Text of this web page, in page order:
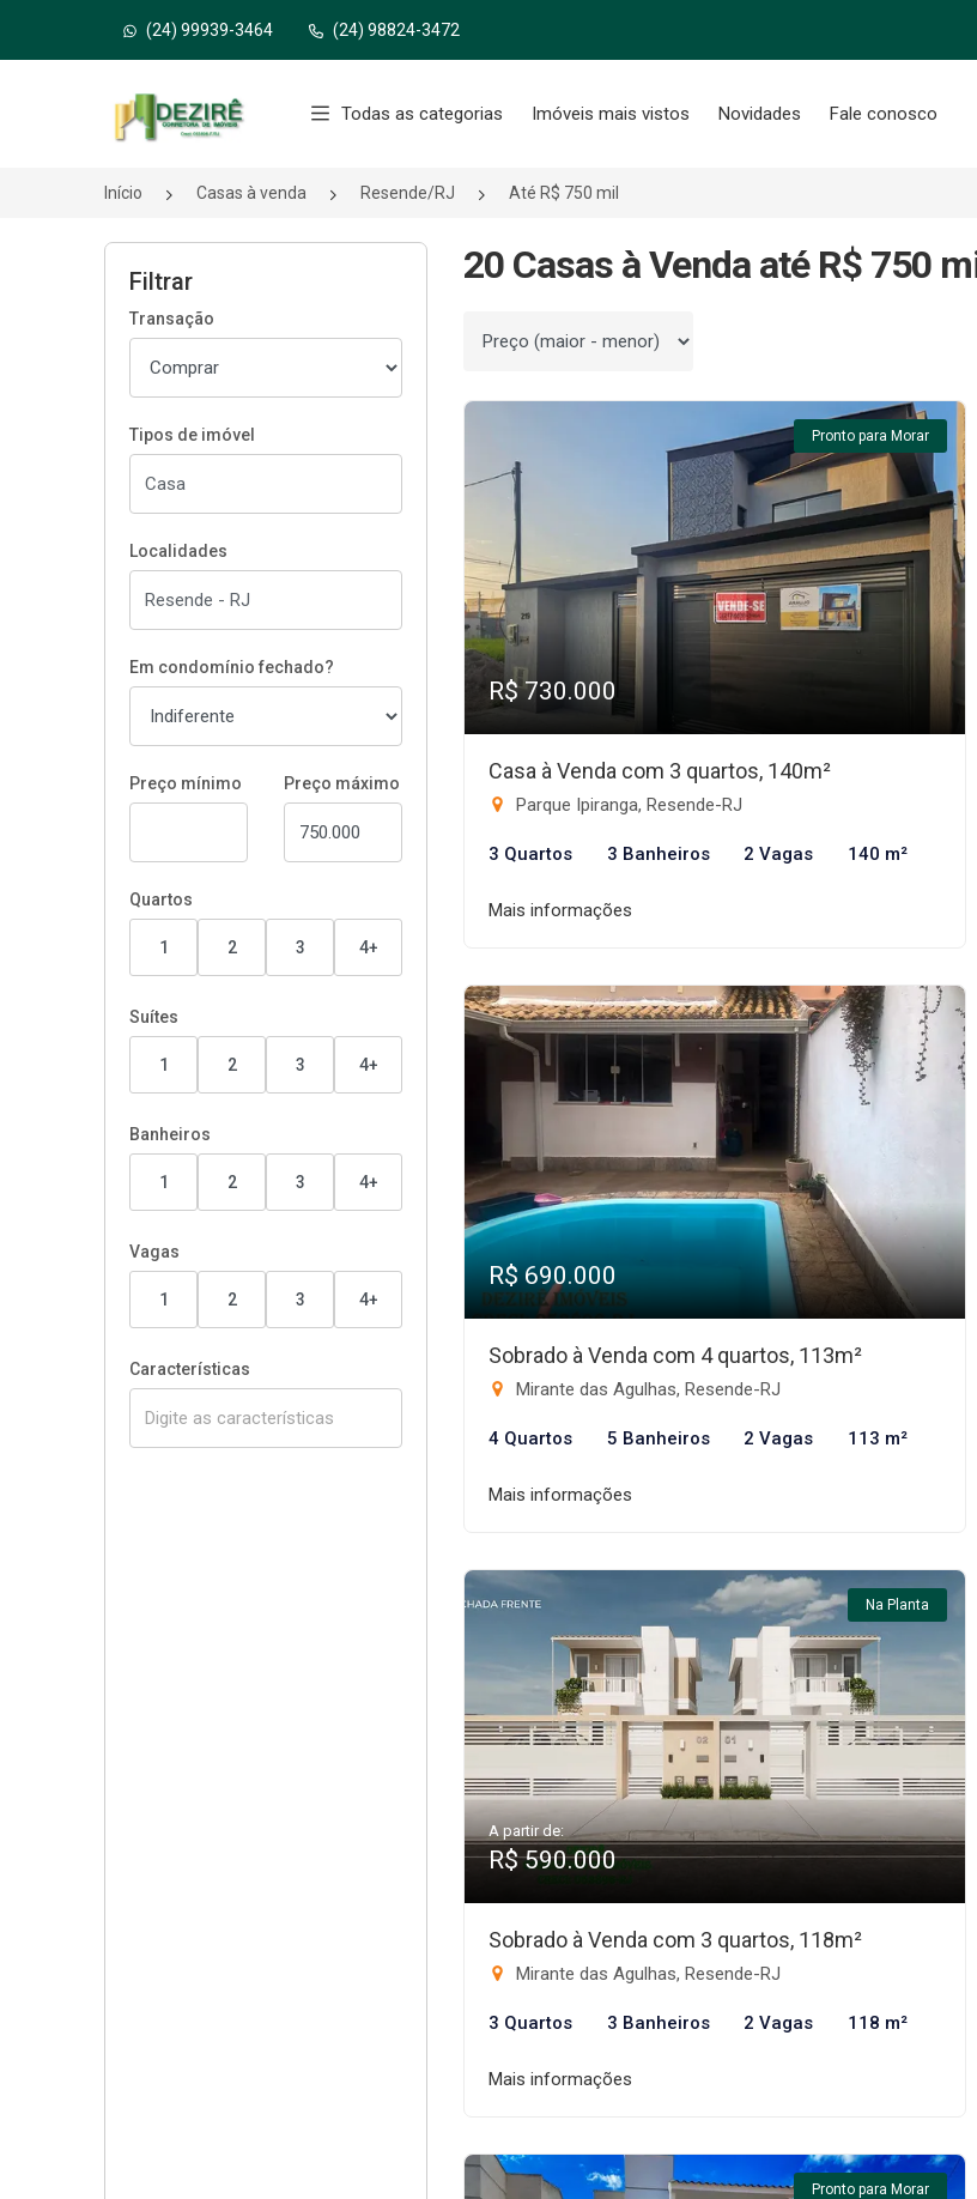
(24) 99939-3464 (24) 98824-3472
Página inicial
Todas as categorias Imóveis mais vistos Novidades Fale conosco
Início Casas à venda Resende/RJ Até R$ 750 mil
Filtrar
Transação
Tipos de imóvel
Localidades
Em condomínio fechado?
Preço mínimo Preço máximo
Quartos
1 2 3 4+
Suítes
1 2 3 4+
Banheiros
1 2 3 4+
Vagas
1 2 3 4+
Características
20 Casas à Venda até R$ 750
Ordenar por
Pronto para Morar
R$ 730.000
Casa à Venda com 3 quartos, 140m²
Parque Ipiranga, Resende-RJ
3 Quartos 3 Banheiros 2 Vagas 140 m²
Mais informações
R$ 690.000
Sobrado à Venda com 4 quartos, 113m²
Mirante das Agulhas, Resende-RJ
4 Quartos 5 Banheiros 2 Vagas 113 m²
Mais informações
Na Planta
A partir de:
R$ 590.000
Sobrado à Venda com 3 quartos, 118m²
Mirante das Agulhas, Resende-RJ
3 Quartos 3 Banheiros 2 Vagas 118 m²
Mais informações
Pronto para Morar